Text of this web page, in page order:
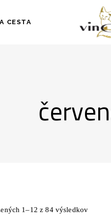
CESTA
1–12 z 84 výsledkov